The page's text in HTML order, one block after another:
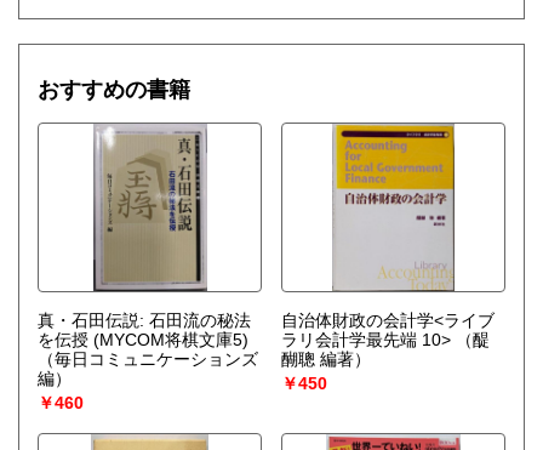
おすすめの書籍
真・石田伝説: 石田流の秘法
を伝授 (MYCOM将棋文庫5)
（毎日コミュニケーションズ
編）
￥460
自治体財政の会計学<ライブ
ラリ会計学最先端 10>
（醍
醐聰 編著）
￥450